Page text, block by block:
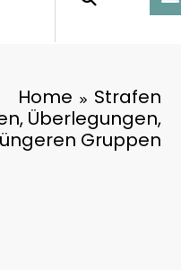
Home
Strafen
Überlegungen,
Gruppen